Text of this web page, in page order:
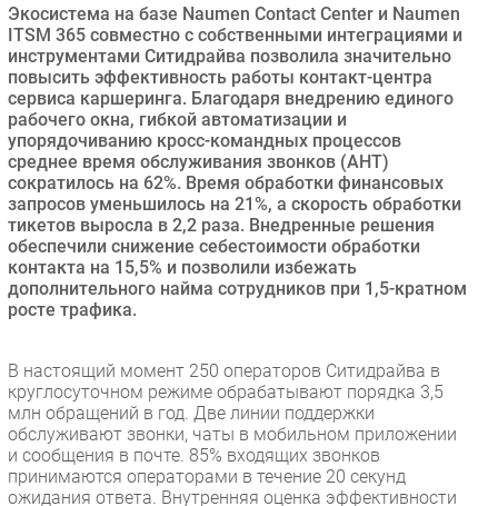
CIO/Управление ИТ
Гаджеты
Здоровье
РАЗДЕЛЫ
Новости
Аналитика
Интервью
Мероприятия
Проекты
Тестовый стенд
Каталог компаний
Экосистема на базе Naumen Contact Center и Naumen
ITSM 365 совместно с собственными интеграциями и
инструментами Ситидрайва позволила значительно
повысить эффективность работы контакт-центра
сервиса каршеринга. Благодаря внедрению единого
рабочего окна, гибкой автоматизации и
упорядочиванию кросс-командных процессов
среднее время обслуживания звонков (AHT)
сократилось на 62%. Время обработки финансовых
запросов уменьшилось на 21%, а скорость обработки
тикетов выросла в 2,2 раза. Внедренные решения
обеспечили снижение себестоимости обработки
контакта на 15,5% и позволили избежать
дополнительного найма сотрудников при 1,5-кратном
росте трафика.
В настоящий момент 250 операторов Ситидрайва в
круглосуточном режиме обрабатывают порядка 3,5
млн обращений в год. Две линии поддержки
обслуживают звонки, чаты в мобильном приложении
и сообщения в почте. 85% входящих звонков
принимаются операторами в течение 20 секунд
ожидания ответа. Внутренняя оценка эффективности